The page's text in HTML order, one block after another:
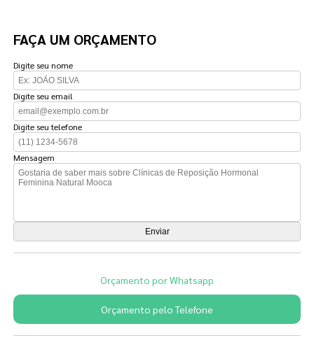
FAÇA UM ORÇAMENTO
Digite seu nome
Digite seu email
Digite seu telefone
Mensagem
Orçamento por Whatsapp
Orçamento pelo Telefone